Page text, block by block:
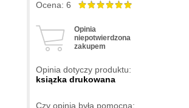
Ocena: 6
Opinia
niepotwierdzona
zakupem
Opinia dotyczy produktu:
ksiązka drukowana
Czy opinia była pomocna: